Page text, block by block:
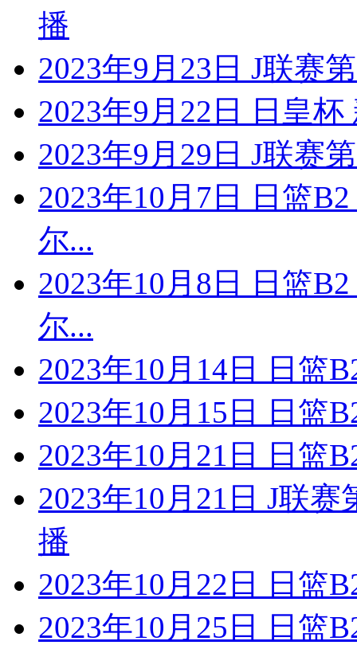
播
2023年9月23日 J联赛
2023年9月22日 日皇
2023年9月29日 J联赛
2023年10月7日 日篮
尔...
2023年10月8日 日篮
尔...
2023年10月14日 日篮
2023年10月15日 日篮
2023年10月21日 日篮
2023年10月21日 J联
播
2023年10月22日 日篮
2023年10月25日 日篮